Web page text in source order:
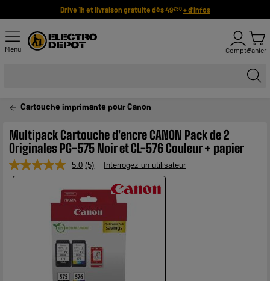
Drive 1h et livraison gratuite dès 49€90 + d'infos
Menu ComptePanier
Cartouche imprimante pour Canon
Multipack Cartouche d'encre CANON Pack de 2
Originales PG-575 Noir et CL-576 Couleur + papier
5.0 Lire
5
avis.
Lien
sur
la
même
page.
(5) Interrogez un utilisateur